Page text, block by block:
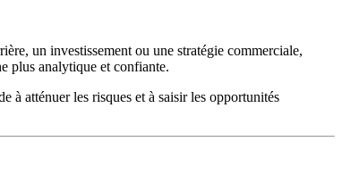
un investissement ou une stratégie commerciale,
plus analytique et confiante.
à atténuer les risques et à saisir les opportunités